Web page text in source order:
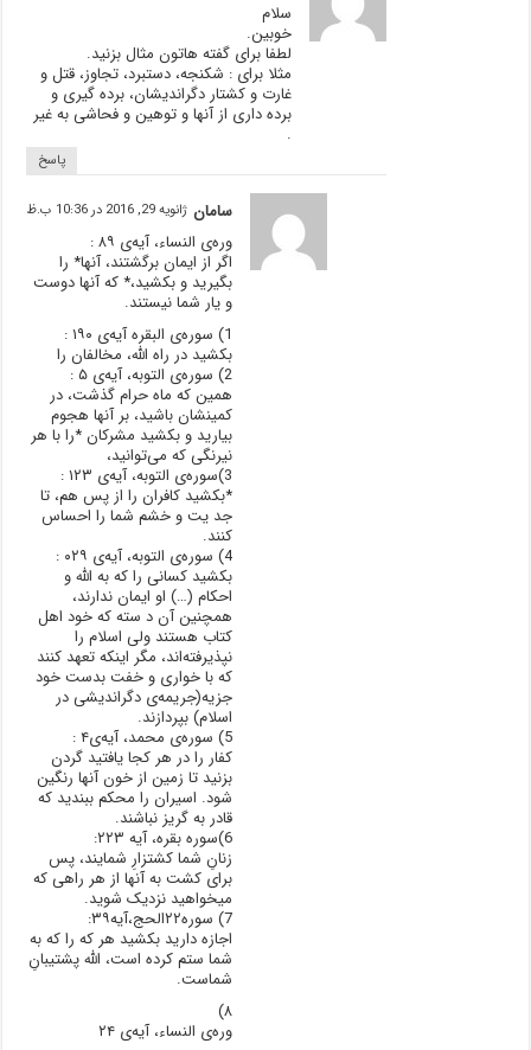
سلام
خوبین.
لطفا برای گفته هاتون مثال بزنید.
مثلا برای : شکنجه، دستبرد، تجاوز، قتل و
غارت و کشتار دگراندیشان، برده گیری و
برده داری از آنها و توهین و فحاشی به غیر
.
پاسخ
سامان ژانویه 29, 2016 در 10:36 ب.ظ
وره‌ی النساء، آیه‌ی ٨۹ :
اگر از ایمان برگشتند، آنها* را
بگیرید و بکشید،* که آنها دوست
و یار شما نیستند.
1) سوره‌ی البقره آیه‌ی ۱۹۰ :
بکشید در راه الله، مخالفان را
2) سوره‌ی التوبه، آیه‌ی ۵ :
همین که ماه حرام گذشت، در
کمینشان باشید، بر آنها هجوم
بیارید و بکشید مشرکان *را با هر
نیرنگی که می‌توانید،
3)سوره‌ی التوبه، آیه‌ی ۱۲٣ :
*بکشید کافران را از پس هم، تا
جد یت و خشم شما را احساس
کنند.
4) سوره‌ی التوبه، آیه‌ی ۰۲۹ :
بکشید کسانی را که به الله و
احکام (…) او ایمان ندارند،
همچنین آن د سته که خود اهل
کتاب هستند ولی اسلام را
نپذیرفته‌اند، مگر اینکه تعهد کنند
که با خواری و خفت بدست خود
جزیه(جریمه‌ی دگراندیشی در
اسلام) بپردازند.
5) سوره‌ی محمد، آیه‌ی۴ :
کفار را در هر کجا یافتید گردن
بزنید تا زمین از خون آنها رنگین
شود. اسیران را محکم ببندید که
قادر به گریز نباشند.
6)سوره بقره، آیه ۲۲۳:
زنانِ شما کشتزارِ شمایند، پس
برای کشت به آنها از هر راهی که
میخواهید نزدیک شوید.
7) سوره۲۲الحج،آیه۳۹:
اجازه دارید بکشید هر که را که به
شما ستم کرده است، الله پشتیبانِ
شماست.
۸)
وره‌ی النساء، آیه‌ی ۲۴